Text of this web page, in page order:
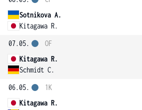
Sotnikova A.
Kitagawa R.
07.05.
Kitagawa R.
Schmidt C.
OF
06.05.
Kitagawa R.
1K